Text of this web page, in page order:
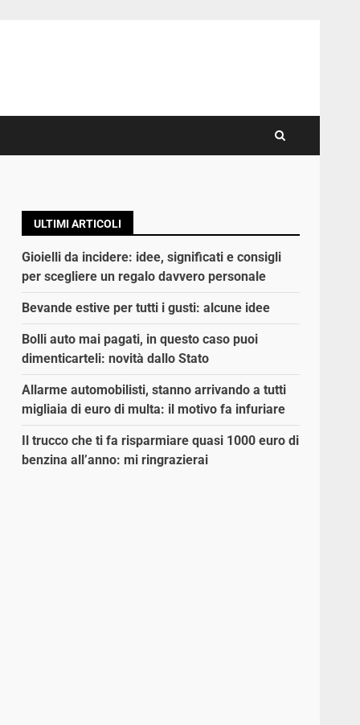
ULTIMI ARTICOLI
Gioielli da incidere: idee, significati e consigli
per scegliere un regalo davvero personale
Bevande estive per tutti i gusti: alcune idee
Bolli auto mai pagati, in questo caso puoi
dimenticarteli: novità dallo Stato
Allarme automobilisti, stanno arrivando a tutti
migliaia di euro di multa: il motivo fa infuriare
Il trucco che ti fa risparmiare quasi 1000 euro di
benzina all’anno: mi ringrazierai